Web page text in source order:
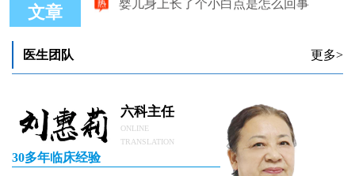
文章
医生团队 更多>
六科主任
ONLINE
TRANSLATION
30多年临床经验